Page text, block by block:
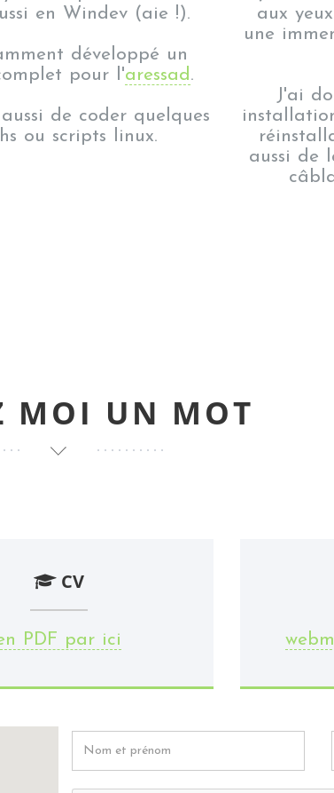
en Windev (aie !).
développé un
pour l'aressad.
de coder quelques
ou scripts linux.
aux
une
J'ai
aussi de
MOI UN MOT
CV
PDF par ici